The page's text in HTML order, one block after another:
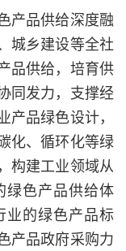
产品供给深度融
城乡建设等全社
品供给，培育供
同发力，支撑经
品绿色设计，
化、循环化等绿
构建工业领域从
绿色产品供给体
业的绿色产品标
产品政府采购力